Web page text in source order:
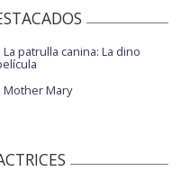
La patrulla canina: La dino
Mother Mary